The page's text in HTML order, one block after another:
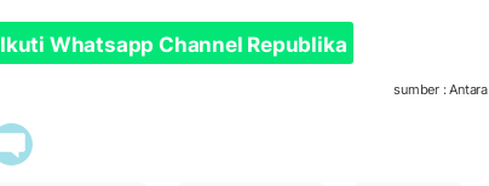
Ikuti Whatsapp Channel Republika
sumber : Antara